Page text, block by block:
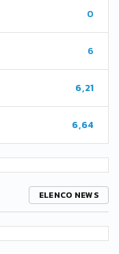
0
6
6,21
6,64
ELENCO NEWS